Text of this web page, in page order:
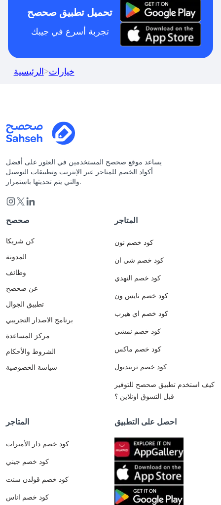
تحميل تطبيق صحصح
تجربة أسرع في جيبك
الرئيسية>خيارات
يساعد موقع صحصح المستخدمين في العثور على أفضل
أكواد الخصم للمتاجر عبر الإنترنت وتطبيقات التوصيل
والتي يتم تحديثها باستمرار.
صحصح
كن شريكا
المدونة
وظائف
عن صحصح
تطبيق الجوال
برنامج الاصدار التجريبي
مركز المساعدة
الشروط والأحكام
سياسة الخصوصية
المتاجر
كود خصم نون
كود خصم شي ان
كود خصم النهدي
كود خصم نايس ون
كود خصم اي هيرب
كود خصم نمشي
كود خصم ماكس
كود خصم ترينديول
كيف استخدم تطبيق صحصح للتوفير
قبل التسوق اونلاين ؟
المتاجر
كود خصم دار الأميرات
كود خصم جيني
كود خصم قولدن سنت
كود خصم اناس
احصل على التطبيق